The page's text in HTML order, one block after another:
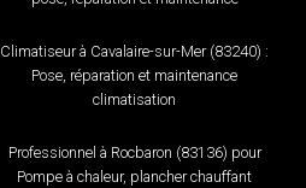
Climatiseur à Cavalaire-sur-Mer (83240) :
Pose, réparation et maintenance
climatisation
Professionnel à Rocbaron (83136) pour
Pompe à chaleur, plancher chauffant